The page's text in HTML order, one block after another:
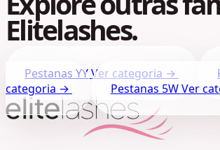
Elitelashes.
Pestanas YYVer categoria →
categoria →
Pestanas 5WVer